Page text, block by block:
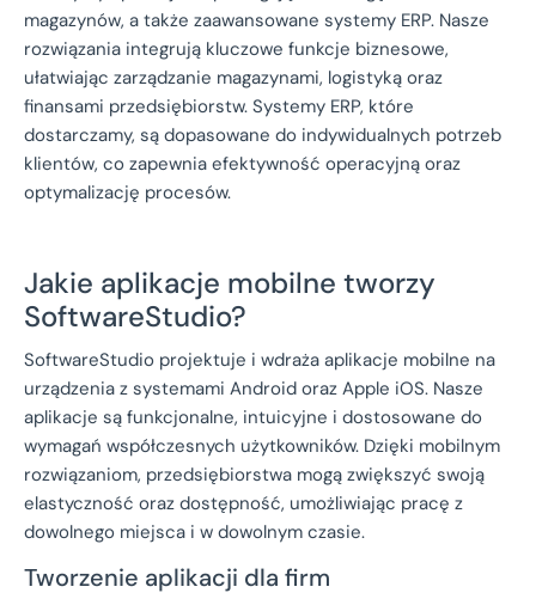
magazynów, a także zaawansowane systemy ERP. Nasze
rozwiązania integrują kluczowe funkcje biznesowe,
ułatwiając zarządzanie magazynami, logistyką oraz
finansami przedsiębiorstw. Systemy ERP, które
dostarczamy, są dopasowane do indywidualnych potrzeb
klientów, co zapewnia efektywność operacyjną oraz
optymalizację procesów.
Jakie aplikacje mobilne tworzy
SoftwareStudio?
SoftwareStudio projektuje i wdraża aplikacje mobilne na
urządzenia z systemami Android oraz Apple iOS. Nasze
aplikacje są funkcjonalne, intuicyjne i dostosowane do
wymagań współczesnych użytkowników. Dzięki mobilnym
rozwiązaniom, przedsiębiorstwa mogą zwiększyć swoją
elastyczność oraz dostępność, umożliwiając pracę z
dowolnego miejsca i w dowolnym czasie.
Tworzenie aplikacji dla firm